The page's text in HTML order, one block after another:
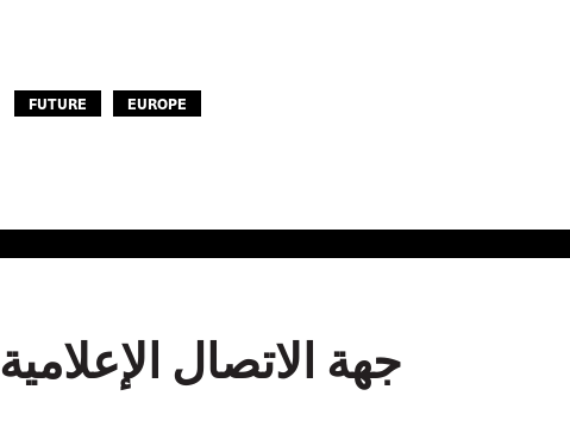
FUTURE EUROPE
جهة الاتصال الإعلامية